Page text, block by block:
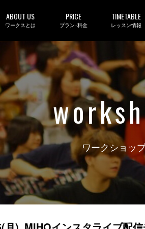
ABOUT US
ワークスとは
PRICE
プラン･料金
TIMETABLE
レッスン情報
ワークショッ